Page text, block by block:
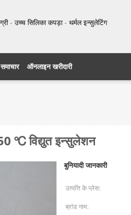
- उच्च सिलिका कपड़ा - थर्मल इन्सुलेटिंग
समाचार ऑनलाइन खरीदारी
℃ विद्युत इन्सुलेशन
बुनियादी जानकारी
उत्पत्ति के प्लेस:
ब्रांड नाम: